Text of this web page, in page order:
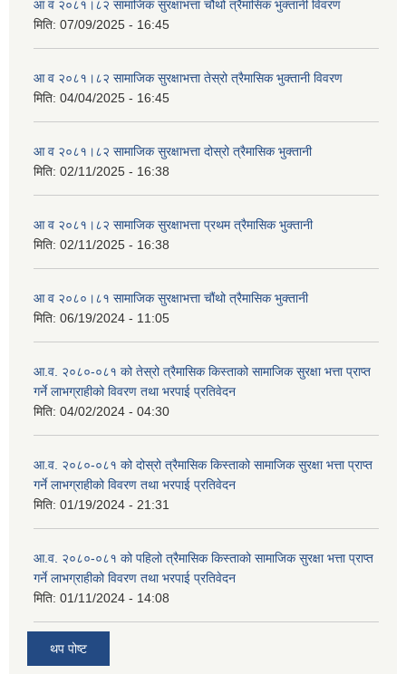
आ व २०८१।८२ सामाजिक सुरक्षाभत्ता चौथो त्रैमासिक भुक्तानी विवरण
मिति: 07/09/2025 - 16:45
आ व २०८१।८२ सामाजिक सुरक्षाभत्ता तेस्रो त्रैमासिक भुक्तानी विवरण
मिति: 04/04/2025 - 16:45
आ व २०८१।८२ सामाजिक सुरक्षाभत्ता दोस्रो त्रैमासिक भुक्तानी
मिति: 02/11/2025 - 16:38
आ व २०८१।८२ सामाजिक सुरक्षाभत्ता प्रथम त्रैमासिक भुक्तानी
मिति: 02/11/2025 - 16:38
आ व २०८०।८१ सामाजिक सुरक्षाभत्ता चौंथो त्रैमासिक भुक्तानी
मिति: 06/19/2024 - 11:05
आ.व. २०८०-०८१ को तेस्रो त्रैमासिक किस्ताको सामाजिक सुरक्षा भत्ता प्राप्त
गर्ने लाभग्राहीको विवरण तथा भरपाई प्रतिवेदन
मिति: 04/02/2024 - 04:30
आ.व. २०८०-०८१ को दोस्रो त्रैमासिक किस्ताको सामाजिक सुरक्षा भत्ता प्राप्त
गर्ने लाभग्राहीको विवरण तथा भरपाई प्रतिवेदन
मिति: 01/19/2024 - 21:31
आ.व. २०८०-०८१ को पहिलो त्रैमासिक किस्ताको सामाजिक सुरक्षा भत्ता प्राप्त
गर्ने लाभग्राहीको विवरण तथा भरपाई प्रतिवेदन
मिति: 01/11/2024 - 14:08
थप पोष्ट